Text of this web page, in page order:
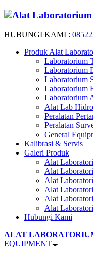
HUBUNGI KAMI :
Produk Alat
Laboratorium
Laboratorium
Laboratorium
Laboratorium
Laboratorium
Alat Lab
Peralatan
Peralatan
General
Kalibrasi & Servis
Galeri Produk
Alat
Alat
Alat
Alat
Alat
Alat
Hubungi Kami
ALAT
EQUIPMENT